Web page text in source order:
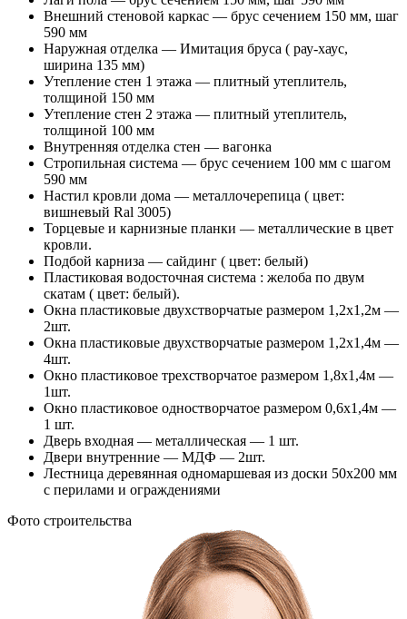
Внешний стеновой каркас — брус сечением 150 мм, шаг
590 мм
Наружная отделка — Имитация бруса ( рау-хаус,
ширина 135 мм)
Утепление стен 1 этажа — плитный утеплитель,
толщиной 150 мм
Утепление стен 2 этажа — плитный утеплитель,
толщиной 100 мм
Внутренняя отделка стен — вагонка
Стропильная система — брус сечением 100 мм с шагом
590 мм
Настил кровли дома — металлочерепица ( цвет:
вишневый Ral 3005)
Торцевые и карнизные планки — металлические в цвет
кровли.
Подбой карниза — сайдинг ( цвет: белый)
Пластиковая водосточная система : желоба по двум
скатам ( цвет: белый).
Окна пластиковые двухстворчатые размером 1,2х1,2м —
2шт.
Окна пластиковые двухстворчатые размером 1,2х1,4м —
4шт.
Окно пластиковое трехстворчатое размером 1,8х1,4м —
1шт.
Окно пластиковое одностворчатое размером 0,6х1,4м —
1 шт.
Дверь входная — металлическая — 1 шт.
Двери внутренние — МДФ — 2шт.
Лестница деревянная одномаршевая из доски 50х200 мм
с перилами и ограждениями
Фото строительства